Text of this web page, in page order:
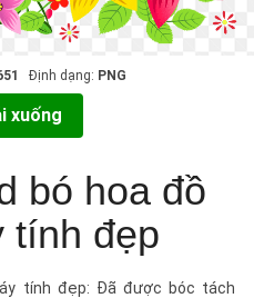
Định dạng: PNG
xuống
bó hoa đồ
tính đẹp
tính đẹp: Đã được bóc tách